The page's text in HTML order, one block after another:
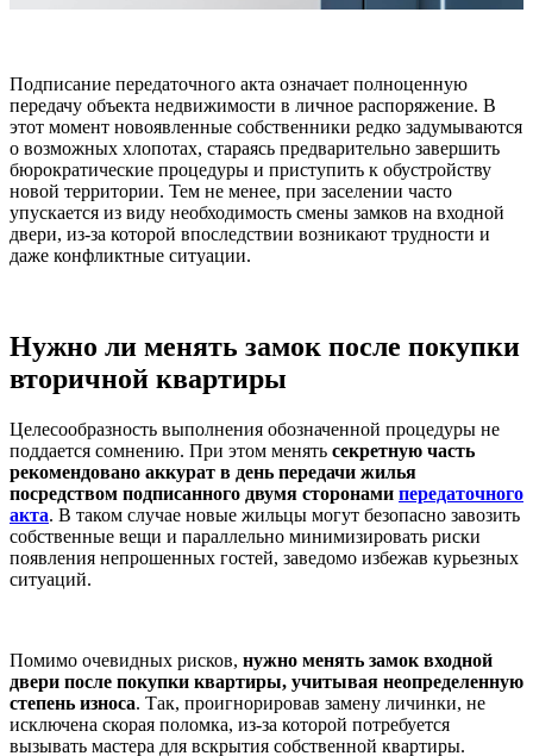
Подписание передаточного акта означает полноценную
передачу объекта недвижимости в личное распоряжение. В
этот момент новоявленные собственники редко задумываются
о возможных хлопотах, стараясь предварительно завершить
бюрократические процедуры и приступить к обустройству
новой территории. Тем не менее, при заселении часто
упускается из виду необходимость смены замков на входной
двери, из-за которой впоследствии возникают трудности и
даже конфликтные ситуации.
Нужно ли менять замок после покупки
вторичной квартиры
Целесообразность выполнения обозначенной процедуры не
поддается сомнению. При этом менять секретную часть
рекомендовано аккурат в день передачи жилья
посредством подписанного двумя сторонами передаточного
акта. В таком случае новые жильцы могут безопасно завозить
собственные вещи и параллельно минимизировать риски
появления непрошенных гостей, заведомо избежав курьезных
ситуаций.
Помимо очевидных рисков, нужно менять замок входной
двери после покупки квартиры, учитывая неопределенную
степень износа. Так, проигнорировав замену личинки, не
исключена скорая поломка, из-за которой потребуется
вызывать мастера для вскрытия собственной квартиры.